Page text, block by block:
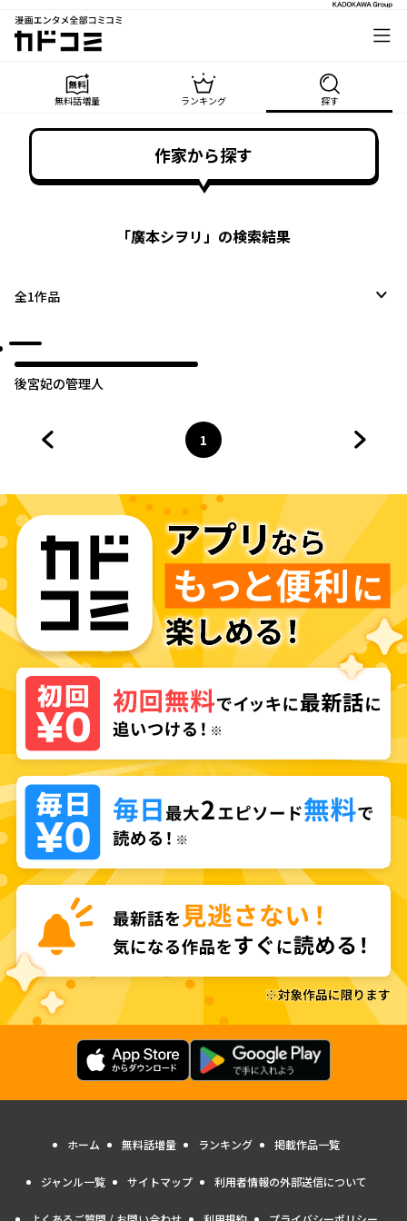
漫画エンタメ全部コミコミ
カドコミ
無料話増量 ランキング 探す
作家から探す
「廣本シヲリ」の検索結果
全1作品
後宮妃の管理人
ページ
1
へ
ホーム 無料話増量 ランキング 掲載作品一覧
ジャンル一覧 サイトマップ 利用者情報の外部送信について